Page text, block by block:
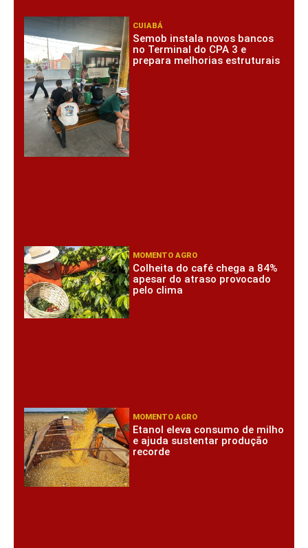
CUIABÁ
Semob instala novos bancos
no Terminal do CPA 3 e
prepara melhorias estruturais
MOMENTO AGRO
Colheita do café chega a 84%
apesar do atraso provocado
pelo clima
MOMENTO AGRO
Etanol eleva consumo de milho
e ajuda sustentar produção
recorde